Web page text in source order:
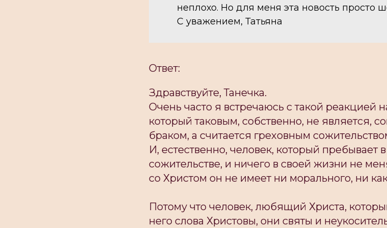
неплохо. Но для меня эта новость просто
С уважением, Татьяна
Ответ:
Здравствуйте, Танечка.
Очень часто я встречаюсь с такой реакцией
который таковым, собственно, не является,
браком, а считается греховным
И, естественно, человек, который пребывает
сожительстве, и ничего в своей жизни не
со Христом он не имеет ни морального, ни
Потому что человек, любящий Христа,
него слова Христовы, они святы и